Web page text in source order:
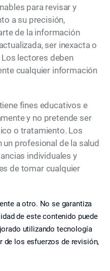
para revisar y
a su precisión,
de la información
ser inexacta o
lectores deben
cualquier información
fines educativos e
y no pretende ser
o tratamiento. Los
profesional de la salud
individuales y
de tomar cualquier
a otro. No se garantiza
de este contenido puede
utilizando tecnología
de los esfuerzos de revisión,